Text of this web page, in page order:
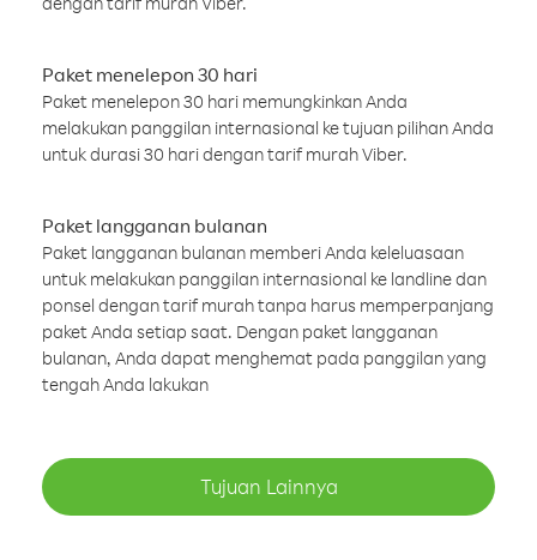
Paket menelepon 30 hari
Paket menelepon 30 hari memungkinkan Anda
melakukan panggilan internasional ke tujuan pilihan Anda
untuk durasi 30 hari dengan tarif murah Viber.
Paket langganan bulanan
Paket langganan bulanan memberi Anda keleluasaan
untuk melakukan panggilan internasional ke landline dan
ponsel dengan tarif murah tanpa harus memperpanjang
paket Anda setiap saat. Dengan paket langganan
bulanan, Anda dapat menghemat pada panggilan yang
tengah Anda lakukan
Tujuan Lainnya